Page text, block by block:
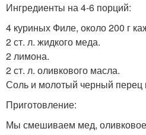
Ингредиенты на 4-6 порций:
4 куриных Филе, около 200 г
2 ст. л. жидкого меда.
2 лимона.
2 ст. л. оливкового масла.
Соль и молотый черный перец
Приготовление:
Мы смешиваем мед,